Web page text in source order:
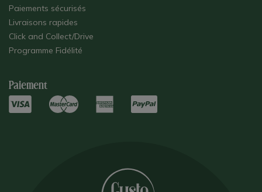
Paiements sécurisés
Livraisons rapides
Click and Collect/Drive
Programme Fidélité
Paiement